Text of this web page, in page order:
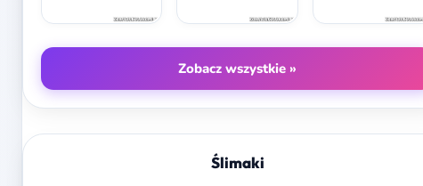
Zobacz wszystkie »
Ślimaki